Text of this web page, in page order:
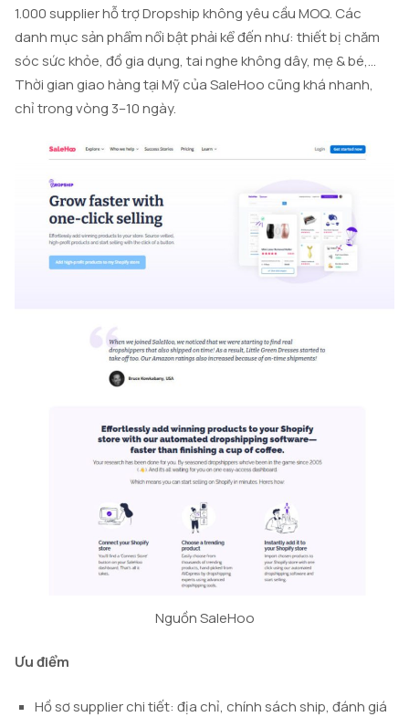
1.000 supplier hỗ trợ Dropship không yêu cầu MOQ. Các
danh mục sản phẩm nổi bật phải kể đến như: thiết bị chăm
sóc sức khỏe, đồ gia dụng, tai nghe không dây, mẹ & bé,…
Thời gian giao hàng tại Mỹ của SaleHoo cũng khá nhanh,
chỉ trong vòng 3–10 ngày.
Nguồn SaleHoo
Ưu điểm
Hồ sơ supplier chi tiết: địa chỉ, chính sách ship, đánh giá